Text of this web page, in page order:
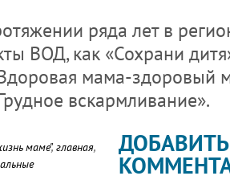
ряда лет в
ВОД, как «Сохрани
мама-здоровый
вскармливание».
маме",главная,
ДОБАВИТЬ